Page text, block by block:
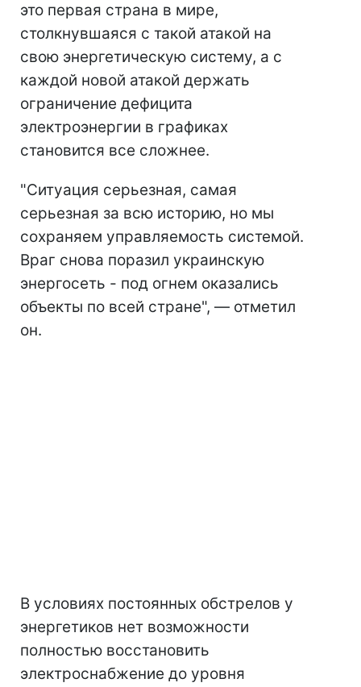
это первая страна в мире,
столкнувшаяся с такой атакой на
свою энергетическую систему, а с
каждой новой атакой держать
ограничение дефицита
электроэнергии в графиках
становится все сложнее.
"Ситуация серьезная, самая
серьезная за всю историю, но мы
сохраняем управляемость системой.
Враг снова поразил украинскую
энергосеть - под огнем оказались
объекты по всей стране", — отметил
он.
В условиях постоянных обстрелов у
энергетиков нет возможности
полностью восстановить
электроснабжение до уровня